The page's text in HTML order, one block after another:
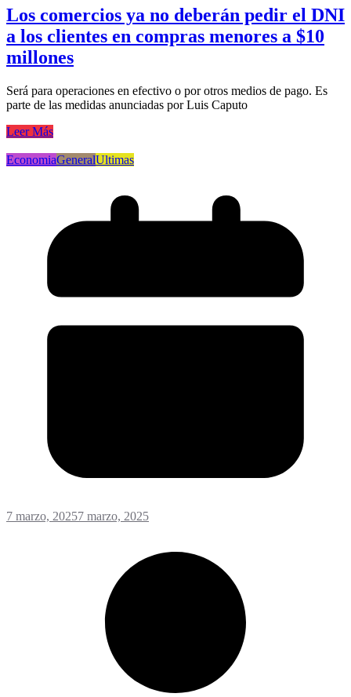
Los comercios ya no deberán pedir el DNI
a los clientes en compras menores a $10
millones
Será para operaciones en efectivo o por otros medios de pago. Es
parte de las medidas anunciadas por Luis Caputo
Leer Más
EconomiaGeneralUltimas
7 marzo, 20257 marzo, 2025